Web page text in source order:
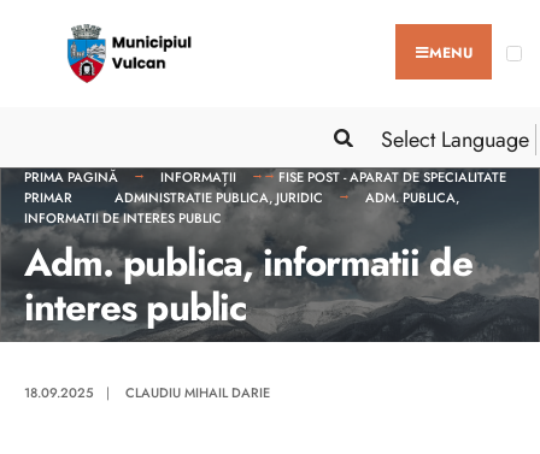
MENU
Select Language
PRIMA PAGINĂ INFORMAȚII
FISE POST - APARAT DE SPECIALITATE
PRIMAR
ADMINISTRATIE PUBLICA, JURIDIC
ADM. PUBLICA,
INFORMATII DE INTERES PUBLIC
Adm. publica, informatii de
interes public
18.09.2025 | CLAUDIU MIHAIL DARIE